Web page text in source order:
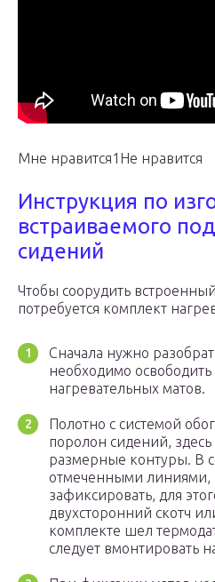
Мне нравится1Не нравится
Инструкция по
встраиваемого
сидений
Чтобы соорудить
потребуется комплект
Сначала нужно
необходимо освободить
нагревательных матов.
Полотно с системой
поролон сидений,
размерные контуры. В
отмеченными линиями,
зафиксировать, для
двухсторонний скотч
комплекте шел
следует вмонтировать